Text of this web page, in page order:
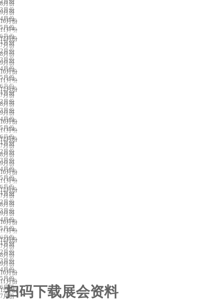
8月份
9月份
10月份
11月份
12月份
3月份
4月份
5月份
6月份
7月份
8月份
9月份
10月份
11月份
12月份
天津展会排期
1月份
2月份
3月份
4月份
5月份
6月份
7月份
8月份
9月份
10月份
11月份
12月份
合肥展会排期
1月份
2月份
3月份
4月份
5月份
6月份
7月份
8月份
9月份
10月份
11月份
12月份
福州展会排期
1月份
2月份
3月份
4月份
5月份
6月份
7月份
8月份
9月份
10月份
11月份
12月份
兰州展会排期
1月份
2月份
3月份
4月份
5月份
6月份
7月份
8月份
9月份
10月份
11月份
12月份
昆明展会排期
1月份
2月份
3月份
4月份
5月份
6月份
7月份
扫码下载展会资料